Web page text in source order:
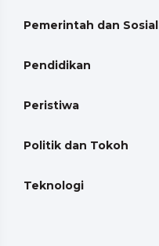
Pemerintah dan Sosial
Pendidikan
Peristiwa
Politik dan Tokoh
Teknologi